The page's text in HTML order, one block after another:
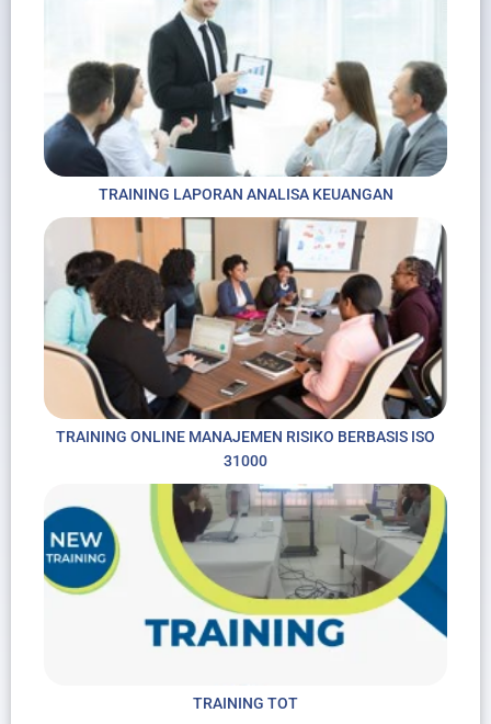
TRAINING LAPORAN ANALISA KEUANGAN
TRAINING ONLINE MANAJEMEN RISIKO BERBASIS ISO
31000
TRAINING TOT